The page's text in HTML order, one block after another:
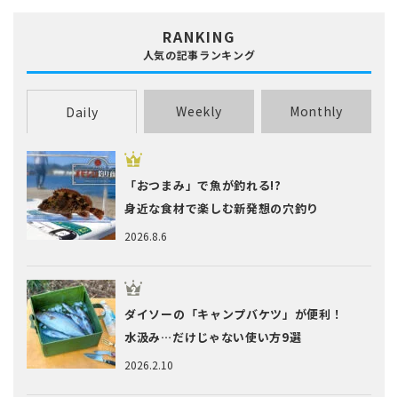
RANKING
人気の記事ランキング
Daily Weekly Monthly
2026.8.6
「おつまみ」で魚が釣れる!?
身近な食材で楽しむ新発想の穴釣り
2026.2.10
ダイソーの「キャンプバケツ」が便利！
水汲み…だけじゃない使い方9選